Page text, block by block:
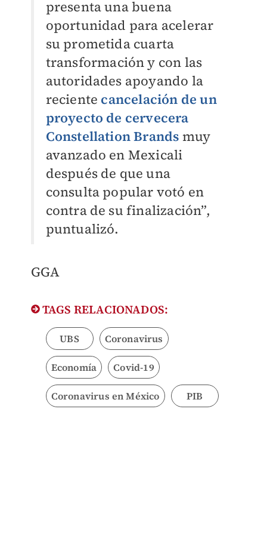
presenta una buena
oportunidad para acelerar
su prometida cuarta
transformación y con las
autoridades apoyando la
reciente cancelación de un
proyecto de cervecera
Constellation Brands muy
avanzado en Mexicali
después de que una
consulta popular votó en
contra de su finalización”,
puntualizó.
GGA
TAGS RELACIONADOS:
UBS Coronavirus
Economía Covid-19
Coronavirus en México PIB